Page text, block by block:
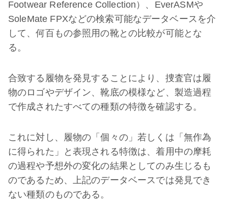
Footwear Reference Collection）、EverASMや
SoleMate FPXなどの検索可能なデータベースを介
して、何百もの参照用の靴との比較が可能とな
る。
合致する履物を発見することにより、捜査官は履
物のロゴやデザイン、靴底の模様など、製造過程
で作成されたすべての種類の特徴を確認する。
これに対し、履物の「個々の」若しくは「無作為
に得られた」と表現される特徴は、着用中の摩耗
の過程や予想外の変化の結果としてのみ生じるも
のであるため、上記のデータベースでは発見でき
ない種類のものである。